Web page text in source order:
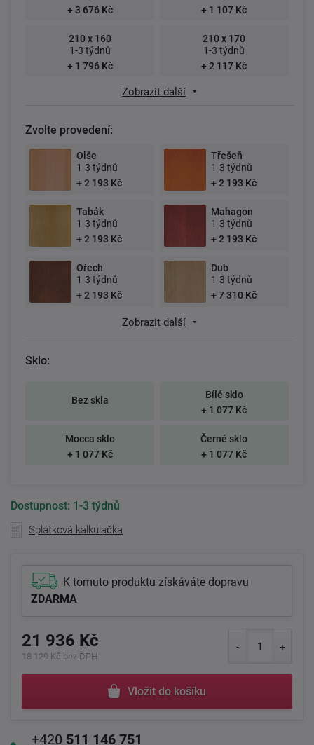
+ 3 676 Kč
+ 1 107 Kč
210 x 160
1-3 týdnů
+ 1 796 Kč
210 x 170
1-3 týdnů
+ 2 117 Kč
Zobrazit další
Zvolte provedení:
Olše
1-3 týdnů
+ 2 193 Kč
Třešeň
1-3 týdnů
+ 2 193 Kč
Tabák
1-3 týdnů
+ 2 193 Kč
Mahagon
1-3 týdnů
+ 2 193 Kč
Ořech
1-3 týdnů
+ 2 193 Kč
Dub
1-3 týdnů
+ 7 310 Kč
Zobrazit další
Sklo:
Bez skla
Bílé sklo
+ 1 077 Kč
Mocca sklo
+ 1 077 Kč
Černé sklo
+ 1 077 Kč
Dostupnost: 1-3 týdnů
Splátková kalkulačka
K tomuto produktu získáváte dopravu
ZDARMA
21 936 Kč
18 129 Kč bez DPH
Vložit do košíku
+420 511 146 751